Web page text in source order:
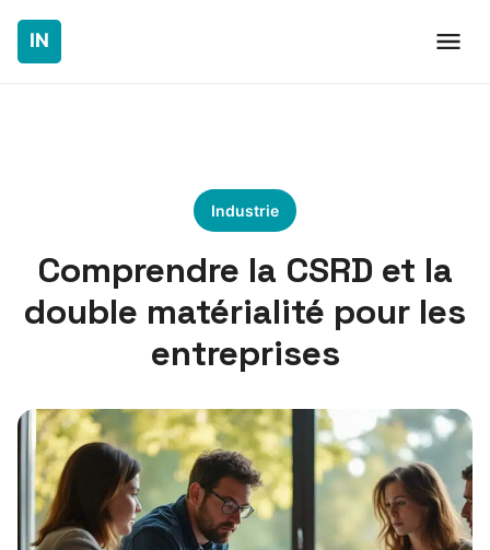
Industrie
Comprendre la CSRD et la
double matérialité pour les
entreprises